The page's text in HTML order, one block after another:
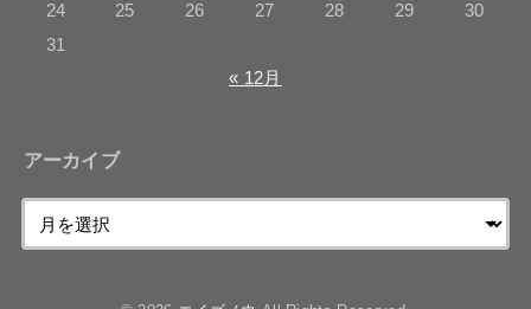
24
25 26 27 28 29
30
31
« 12月
アーカイブ